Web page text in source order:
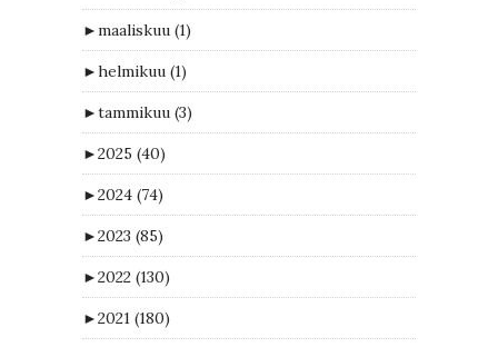
►maaliskuu (1)
►helmikuu (1)
►tammikuu (3)
►2025 (40)
►2024 (74)
►2023 (85)
►2022 (130)
►2021 (180)